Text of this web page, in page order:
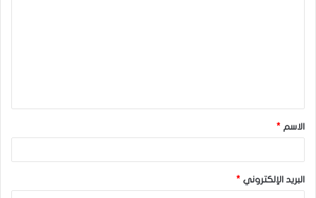
ق
*الاسم *
البريد الإلكتروني *